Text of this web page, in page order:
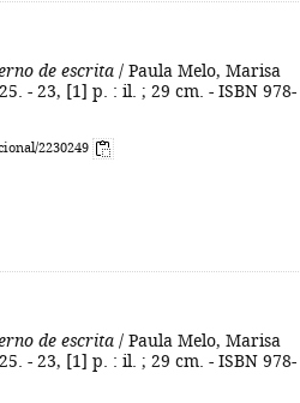
de escrita / Paula Melo, Marisa
- 23, [1] p. : il. ; 29 cm. - ISBN 978-
2230249
de escrita / Paula Melo, Marisa
- 23, [1] p. : il. ; 29 cm. - ISBN 978-